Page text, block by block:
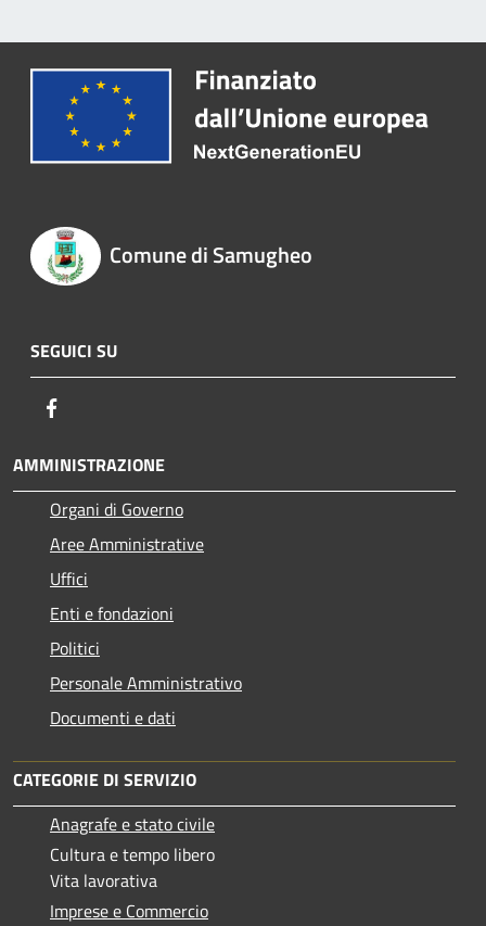
Comune di Samugheo
SEGUICI SU
AMMINISTRAZIONE
Organi di Governo
Aree Amministrative
Uffici
Enti e fondazioni
Politici
Personale Amministrativo
Documenti e dati
CATEGORIE DI SERVIZIO
Anagrafe e stato civile
Cultura e tempo libero
Vita lavorativa
Imprese e Commercio